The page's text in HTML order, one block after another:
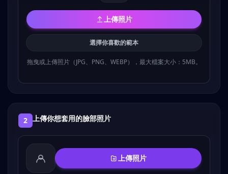
上傳照片
選擇你喜歡的範本
拖曳或上傳照片（JPG、PNG、WEBP），最大檔案大小：5MB。
2 上傳你想套用的臉部照片
上傳照片